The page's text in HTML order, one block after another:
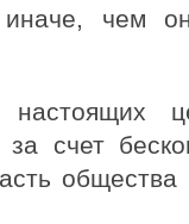
чем
счет